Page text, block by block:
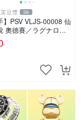
豆漿 36
】PSV VLJS-00008 仙
奧德賽／ラグナロク
セイ／Ragnarok Ody